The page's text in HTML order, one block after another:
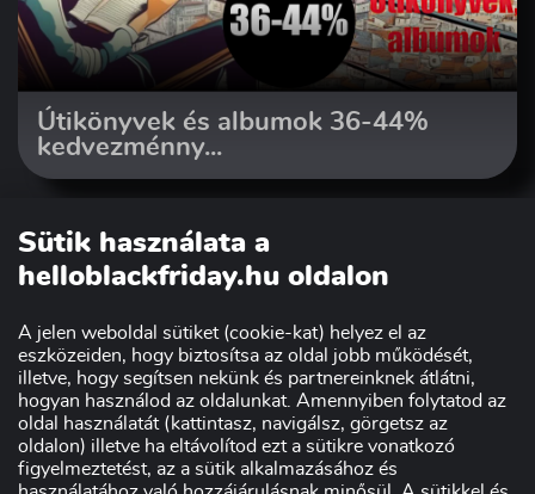
Útikönyvek és albumok 36-44%
kedvezménny...
Sütik használata a
helloblackfriday.hu oldalon
A jelen weboldal sütiket (cookie-kat) helyez el az
eszközeiden, hogy biztosítsa az oldal jobb működését,
illetve, hogy segítsen nekünk és partnereinknek átlátni,
hogyan használod az oldalunkat. Amennyiben folytatod az
oldal használatát (kattintasz, navigálsz, görgetsz az
oldalon) illetve ha eltávolítod ezt a sütikre vonatkozó
figyelmeztetést, az a sütik alkalmazásához és
Szakmai partnerünk: